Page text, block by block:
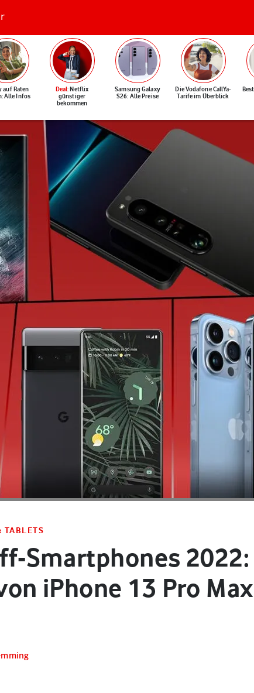
auf Raten
Alle Infos
Deal: Netflix
günstiger
bekommen
Samsung Galaxy
S26: Alle Preise
Die Vodafone CallYa-
Tarife im Überblick
TABLETS
Smartphones
iPhone 13 Pro